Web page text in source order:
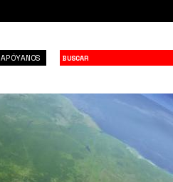
APÓYANOS